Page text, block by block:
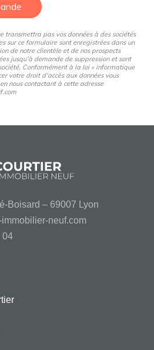
transmettra pas vos données à des sociétés
sur ce formulaire sont enregistrées dans un
de notre clientèle et de nos prospects
jusqu’à demande de suppression et sont
Conformément à la loi « informatique
votre droit d’accès aux données vous
nous contactant à cette adresse
Boisard – 69007 Lyon
neuf.com
04